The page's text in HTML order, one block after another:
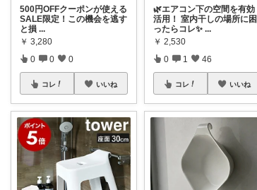
500円OFFクーポンが使える
SALE限定！この機会を逃す
と損 ...
￥ 3,280
0 0 0
コレ いいね
🌿エアコン下の空間を有効
活用！ 室内干しの場所に困
ったらコレ✨ ...
￥ 2,530
0 1 46
コレ いいね